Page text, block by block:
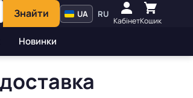
Знайти UA RU
КабінетКошик
Новинки